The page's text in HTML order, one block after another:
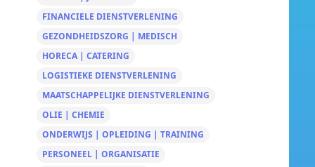
FINANCIELE DIENSTVERLENING
GEZONDHEIDSZORG | MEDISCH
HORECA | CATERING
LOGISTIEKE DIENSTVERLENING
MAATSCHAPPELIJKE DIENSTVERLENING
OLIE | CHEMIE
ONDERWIJS | OPLEIDING | TRAINING
PERSONEEL | ORGANISATIE